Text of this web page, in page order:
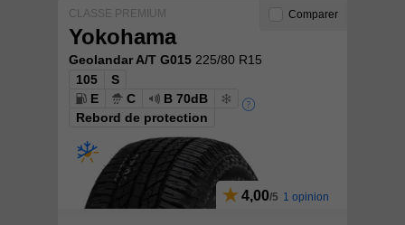
CLASSE PREMIUM
Yokohama
Geolandar A/T G015 225/80 R15
105
S
E
C
B 70dB
Rebord de protection
4,00 1 opinion
Comparer